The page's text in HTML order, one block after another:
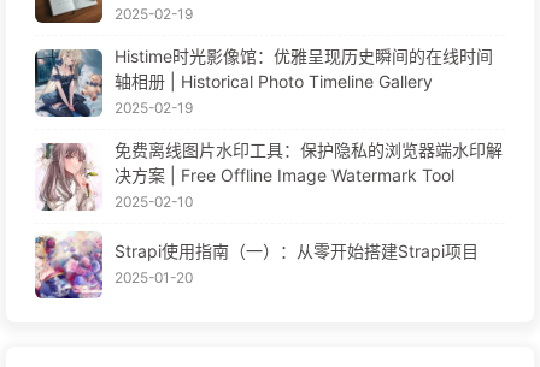
2025-02-19
Histime时光影像馆：优雅呈现历史瞬间的在线时间
轴相册 | Historical Photo Timeline Gallery
2025-02-19
免费离线图片水印工具：保护隐私的浏览器端水印解
决方案 | Free Offline Image Watermark Tool
2025-02-10
Strapi使用指南（一）：从零开始搭建Strapi项目
2025-01-20